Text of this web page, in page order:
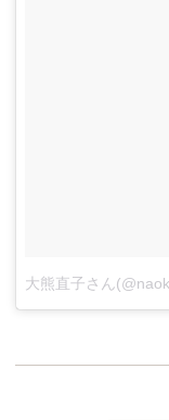
大熊直子さん